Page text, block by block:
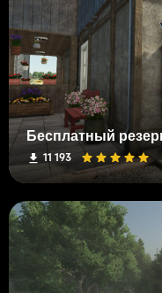
Бесплатный
11 193